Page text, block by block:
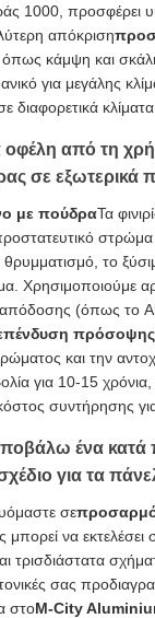
1000, προσφέρει
απόκριση
όπως κάμψη και
για μεγάλης
διαφορετικά κλίματα.
οφέλη από τη
σε εξωτερικά
με πούδραΤα
στρώμα
θρυμματισμό, το
Χρησιμοποιούμε
(όπως το
πρόσοψης
και την
για 10-15
συντήρησης για
ένα κατά
για τα
σε
να εκτελέσει
τρισδιάστατα
σας
στοM-City